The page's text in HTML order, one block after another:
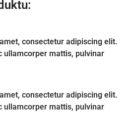
consectetur adipiscing elit.
ullamcorper mattis, pulvinar
consectetur adipiscing elit.
ullamcorper mattis, pulvinar